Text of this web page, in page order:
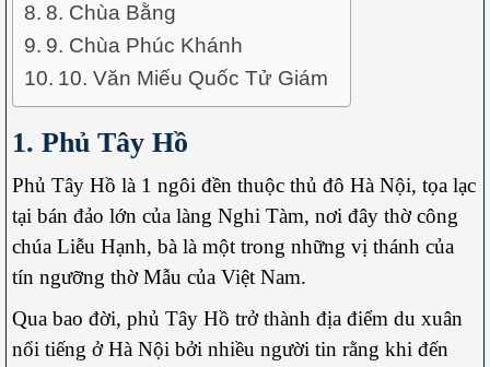
8. Chùa Bằng
9. Chùa Phúc Khánh
10. Văn Miếu Quốc Tử Giám
1. Phủ Tây Hồ
Phủ Tây Hồ là 1 ngôi đền thuộc thủ đô Hà Nội, tọa lạc
tại bán đảo lớn của làng Nghi Tàm, nơi đây thờ công
chúa Liễu Hạnh, bà là một trong những vị thánh của
tín ngưỡng thờ Mẫu của Việt Nam.
Qua bao đời, phủ Tây Hồ trở thành địa điểm du xuân
nổi tiếng ở Hà Nội bởi nhiều người tin rằng khi đến